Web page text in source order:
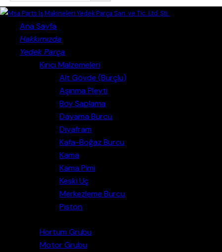
Ana Sayfa
Hakkımızda
Yedek Parça
Kırıcı Malzemeleri
Alt Gövde (Burçlu)
Aşınma Pleyti
Boy Saplama
Dayama Burcu
Diyafram
Kafa-Boğaz Burcu
Kama
Kama Pimi
Keski Uç
Merkezleme Burcu
Piston
Hortum Grubu
Motor Grubu